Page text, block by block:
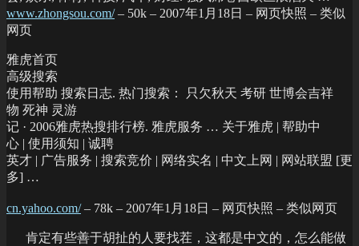
www.zhongsou.com/– 50k – 2007年1月18日 – 网页快照 – 类似
网页
雅虎首页
高级搜索
使用帮助 搜索日志. 热门搜索： 只欠秋天 考研 世博会吉祥
物 死神 灵游
记 · 2006雅虎热搜排行榜. 雅虎服务 … 关于雅虎 | 帮助中
心 | 使用须知 | 诚聘
英才 | 广告服务 | 搜索竞价 | 网络实名 | 中文上网 | 网站联盟 [更
多] …
cn.yahoo.com/– 78k – 2007年1月18日 – 网页快照 – 类似网页
肯定有些善于胡扯的人要找茬，这都是中文的，怎么能做